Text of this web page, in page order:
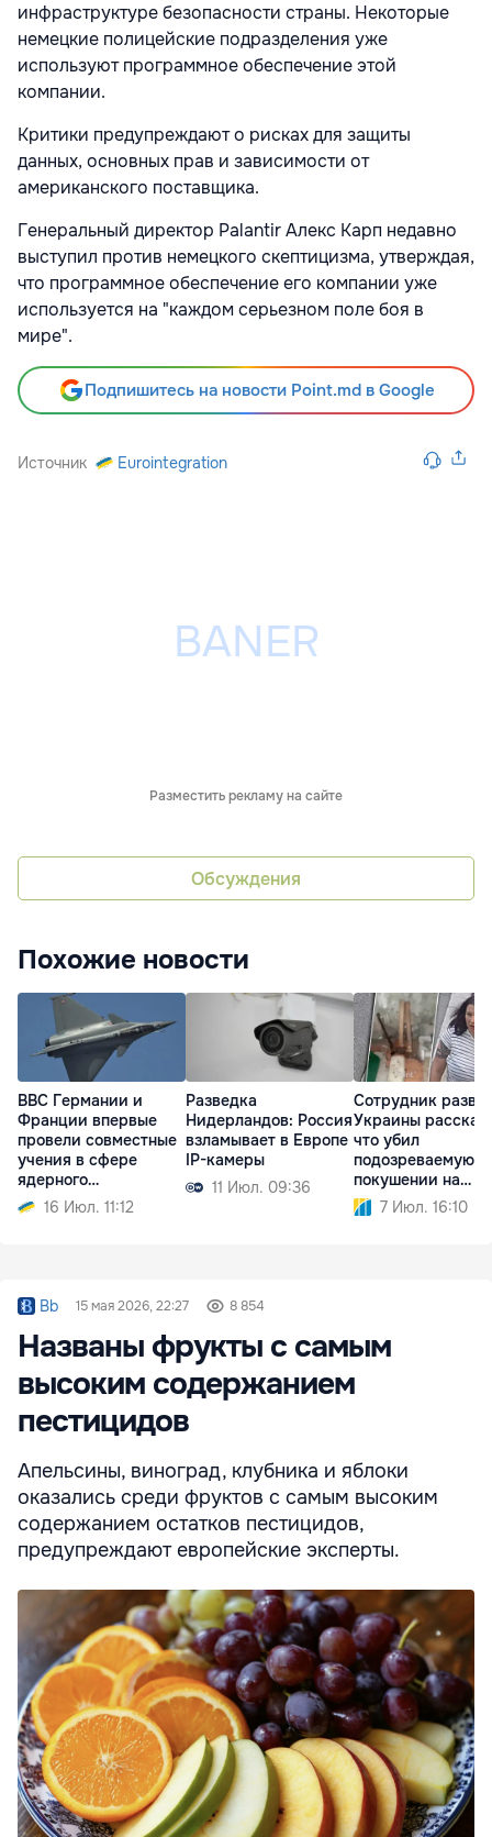
инфраструктуре безопасности страны. Некоторые
немецкие полицейские подразделения уже
используют программное обеспечение этой
компании.
Критики предупреждают о рисках для защиты
данных, основных прав и зависимости от
американского поставщика.
Генеральный директор Palantir Алекс Карп недавно
выступил против немецкого скептицизма, утверждая,
что программное обеспечение его компании уже
используется на "каждом серьезном поле боя в
мире".
Подпишитесь на новости Point.md в Google
Источник Eurointegration
Разместить рекламу на сайте
Обсуждения
Похожие новости
ВВС Германии и
Франции впервые
провели совместные
учения в сфере
ядерного
сдерживания
16 Июл. 11:12
Разведка
Нидерландов: Россия
взламывает в Европе
IP-камеры
11 Июл. 09:36
Сотрудник
Украины
что убил
подозреваемую в
покушении на
олигарха
7 Июл. 16:10
Bb 15 мая 2026, 22:27 8 854
Названы фрукты с самым
высоким содержанием
пестицидов
Апельсины, виноград, клубника и яблоки
оказались среди фруктов с самым высоким
содержанием остатков пестицидов,
предупреждают европейские эксперты.